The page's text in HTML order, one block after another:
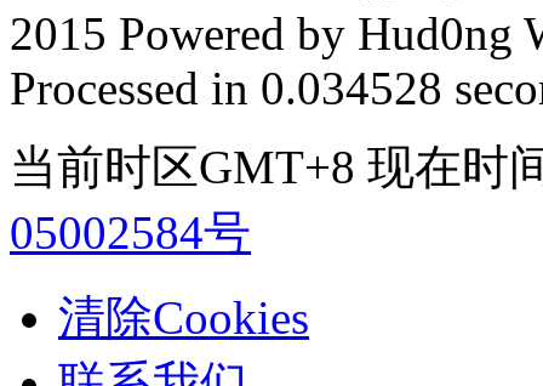
2015 Powered by Hud0ng
Processed in 0.034528
当前时区GMT+8 现在时
05002584号
清除Cookies